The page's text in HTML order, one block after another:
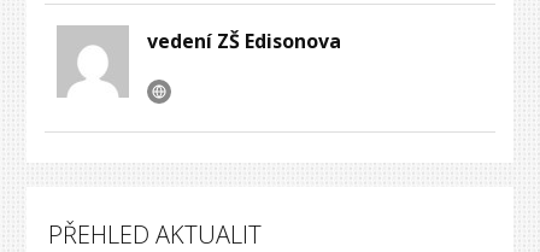
vedení ZŠ Edisonova
PŘEHLED AKTUALIT